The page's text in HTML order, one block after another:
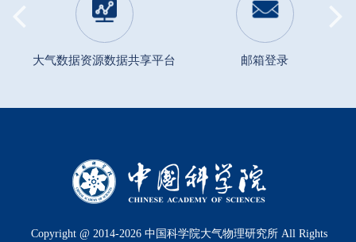
邮箱登录 内网登录
Copyright @ 2014-2026 中国科学院大气物理研究所 All Rights